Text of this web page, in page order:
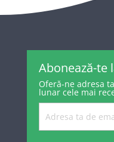
Abonează-te
Oferă-ne adresa
lunar cele mai